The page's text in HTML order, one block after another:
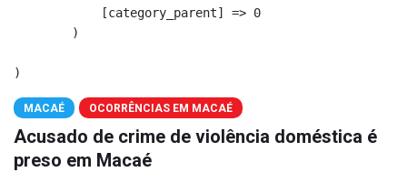
            [category_parent] => 0
        )
MACAÉ OCORRÊNCIAS EM MACAÉ
Acusado de crime de violência doméstica é
preso em Macaé